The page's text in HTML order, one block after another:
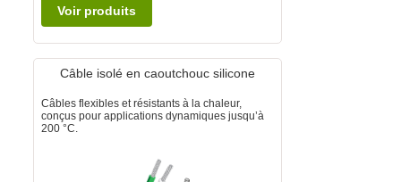
Voir produits
Câble isolé en caoutchouc silicone
Câbles flexibles et résistants à la chaleur,
conçus pour applications dynamiques jusqu’à
200 °C.